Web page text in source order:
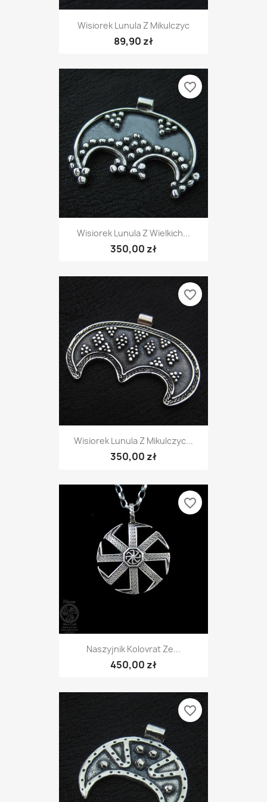
Wisiorek Lunula Z Mikulczyc
89,90 zł
Wisiorek Lunula Z Wielkich...
350,00 zł
favorite_border
Wisiorek Lunula Z Mikulczyc...
350,00 zł
favorite_border
Naszyjnik Kolovrat Ze...
450,00 zł
favorite_border
favorite_border